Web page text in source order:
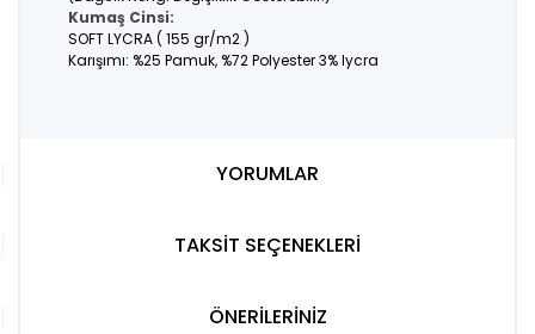
Kumaş Cinsi:
SOFT LYCRA ( 155 gr/m2 )
Karışımı: %25 Pamuk, %72 Polyester 3% lycra
YORUMLAR
TAKSİT SEÇENEKLERİ
ÖNERİLERİNİZ